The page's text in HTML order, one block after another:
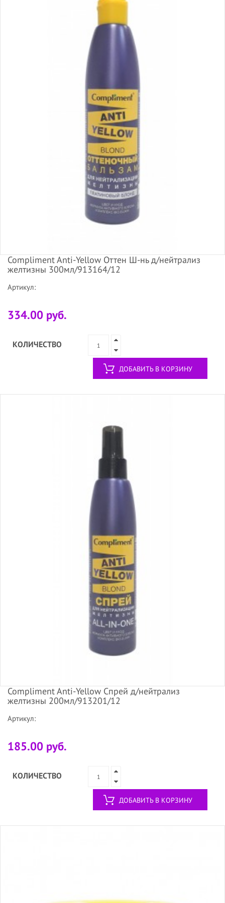
Compliment Anti-Yellow Оттен Ш-нь д/нейтрализ
желтизны 300мл/913164/12
Артикул:
334.00 руб.
КОЛИЧЕСТВО
ДОБАВИТЬ В КОРЗИНУ
Compliment Anti-Yellow Спрей д/нейтрализ
желтизны 200мл/913201/12
Артикул:
185.00 руб.
КОЛИЧЕСТВО
ДОБАВИТЬ В КОРЗИНУ